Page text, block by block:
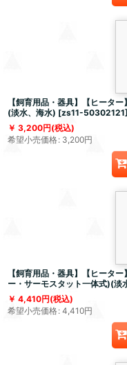
【飼育用品・器具】【ヒータ
(淡水、海水) [zs11-50302121]
3,200円(税込)
希望小売価格: 3,200円
【飼育用品・器具】【ヒータ
ー・サーモスタット一体式)(淡
4,410円(税込)
希望小売価格: 4,410円